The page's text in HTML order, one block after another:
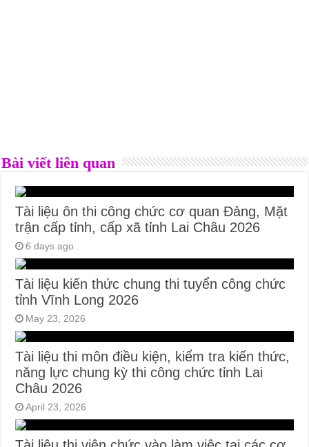
Bài viết liên quan
Tài liệu ôn thi công chức cơ quan Đảng, Mặt
trận cấp tỉnh, cấp xã tỉnh Lai Châu 2026
6 days ago
Tài liệu kiến thức chung thi tuyển công chức
tỉnh Vĩnh Long 2026
May 23, 2026
Tài liệu thi môn điều kiện, kiểm tra kiến thức,
năng lực chung kỳ thi công chức tỉnh Lai
Châu 2026
April 23, 2026